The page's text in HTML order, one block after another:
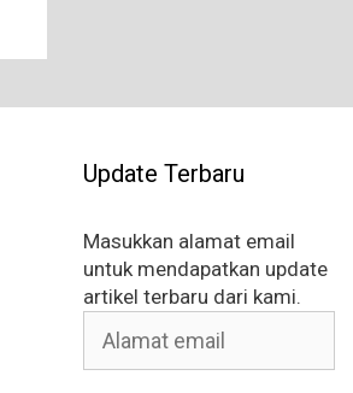
Update Terbaru
Masukkan alamat email
untuk mendapatkan update
artikel terbaru dari kami.
email